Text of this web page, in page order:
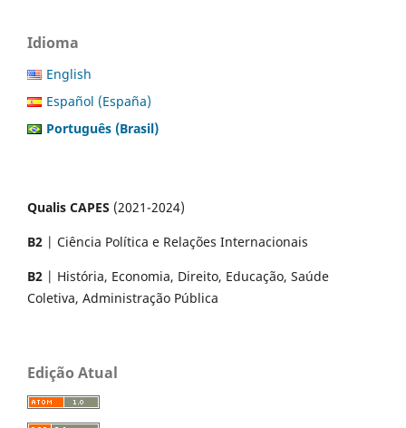
Idioma
English
Español (España)
Português (Brasil)
Qualis CAPES (2021-2024)
B2 | Ciência Política e Relações Internacionais
B2 | História, Economia, Direito, Educação, Saúde
Coletiva, Administração Pública
Edição Atual